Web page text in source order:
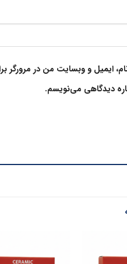
ایمیل و وبسایت من در مرورگر برای
دیدگاهی می‌نویسم.